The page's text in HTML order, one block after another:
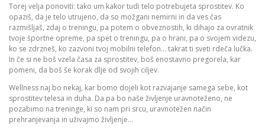
Torej velja ponoviti: tako um kakor tudi telo potrebujeta sprostitev. Ko
opaziš, da je telo utrujeno, da so možgani nemirni in da ves čas
razmišljaš, zdaj o treningu, pa potem o obveznostih, ki dihajo za ovratnik
tvoje športne opreme, pa spet o treningu, pa o hrani, pa o svojem videzu,
ko se zdrzneš, ko zazvoni tvoj mobilni telefon… takrat ti sveti rdeča lučka.
In če si ne boš vzela časa za sprostitev, boš enostavno pregorela, kar
pomeni, da boš še korak dlje od svojih ciljev.
Wellness naj bo nekaj, kar bomo dojeli kot razvajanje samega sebe, kot
sprostitev telesa in duha. Da pa bo naše življenje uravnoteženo, ne
pozabimo na treninge, ki so nam pri srcu, uravnotežen način
prehranjevanja in uživajmo življenje…